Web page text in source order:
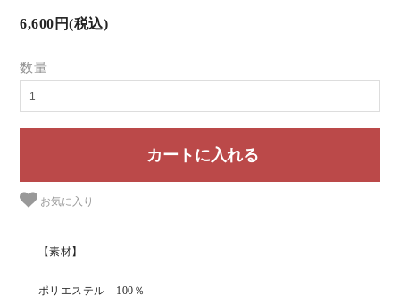
6,600円(税込)
数量
お気に入り
【素材】
ポリエステル 100％